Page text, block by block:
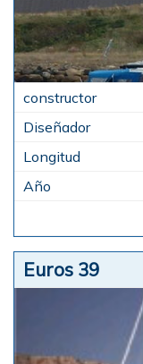
Euros 39